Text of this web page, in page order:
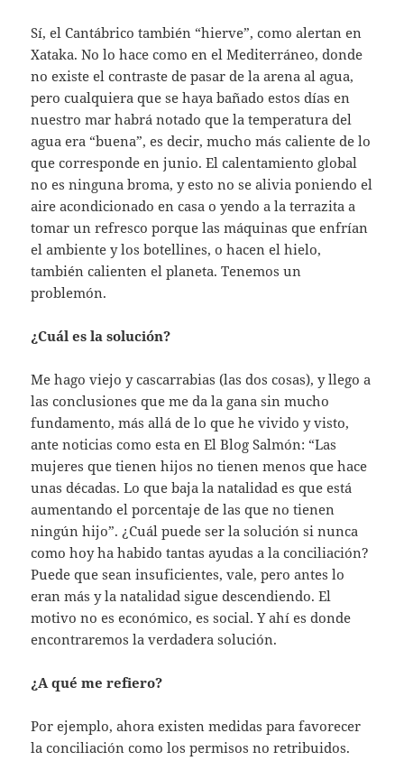
Sí, el Cantábrico también “hierve”, como alertan en
Xataka. No lo hace como en el Mediterráneo, donde
no existe el contraste de pasar de la arena al agua,
pero cualquiera que se haya bañado estos días en
nuestro mar habrá notado que la temperatura del
agua era “buena”, es decir, mucho más caliente de lo
que corresponde en junio. El calentamiento global
no es ninguna broma, y esto no se alivia poniendo el
aire acondicionado en casa o yendo a la terrazita a
tomar un refresco porque las máquinas que enfrían
el ambiente y los botellines, o hacen el hielo,
también calienten el planeta. Tenemos un
problemón.
¿Cuál es la solución?
Me hago viejo y cascarrabias (las dos cosas), y llego a
las conclusiones que me da la gana sin mucho
fundamento, más allá de lo que he vivido y visto,
ante noticias como esta en El Blog Salmón: “Las
mujeres que tienen hijos no tienen menos que hace
unas décadas. Lo que baja la natalidad es que está
aumentando el porcentaje de las que no tienen
ningún hijo”. ¿Cuál puede ser la solución si nunca
como hoy ha habido tantas ayudas a la conciliación?
Puede que sean insuficientes, vale, pero antes lo
eran más y la natalidad sigue descendiendo. El
motivo no es económico, es social. Y ahí es donde
encontraremos la verdadera solución.
¿A qué me refiero?
Por ejemplo, ahora existen medidas para favorecer
la conciliación como los permisos no retribuidos.